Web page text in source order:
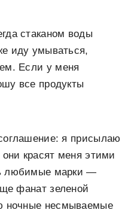
стаканом воды
иду умываться,
Если у меня
все продукты
я присылаю
красят меня этими
любимые марки —
фанат зеленой
ночные несмываемые